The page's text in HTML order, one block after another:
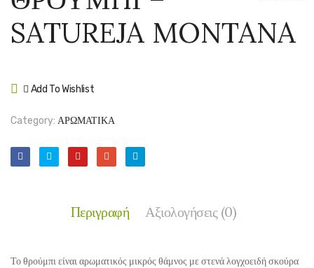
–
SATUREJA MONTANA
Add To Wishlist
Category: ΑΡΩΜΑΤΙΚΑ
Περιγραφή Αξιολογήσεις (0)
Το θρούμπι είναι αρωματικός μικρός θάμνος με στενά λογχοειδή σκούρα